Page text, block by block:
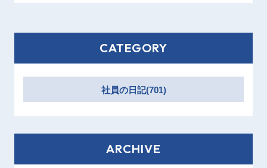
CATEGORY
社員の日記(701)
ARCHIVE